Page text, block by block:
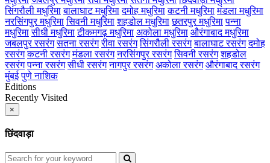
सिंगरौली मधुरिमा बालाघाट मधुरिमा दमोह मधुरिमा कटनी मधुरिमा मंडला मधुरिमा
नरसिंगपुर मधुरिमा सिवनी मधुरिमा शहडोल मधुरिमा छतरपुर मधुरिमा पन्ना
मधुरिमा सीधी मधुरिमा टीकमगढ़ मधुरिमा अकोला मधुरिमा औरंगाबाद मधुरिमा
जबलपुर रसरंग सतना रसरंग रीवा रसरंग सिंगरौली रसरंग बालाघाट रसरंग दमोह
रसरंग कटनी रसरंग मंडला रसरंग नरसिंगपुर रसरंग सिवनी रसरंग शहडोल
रसरंग पन्ना रसरंग सीधी रसरंग नागपुर रसरंग अकोला रसरंग औरंगाबाद रसरंग
मुंबई पुणेनाशिक
Editions
Recently Visited
×
छिंदवाड़ा